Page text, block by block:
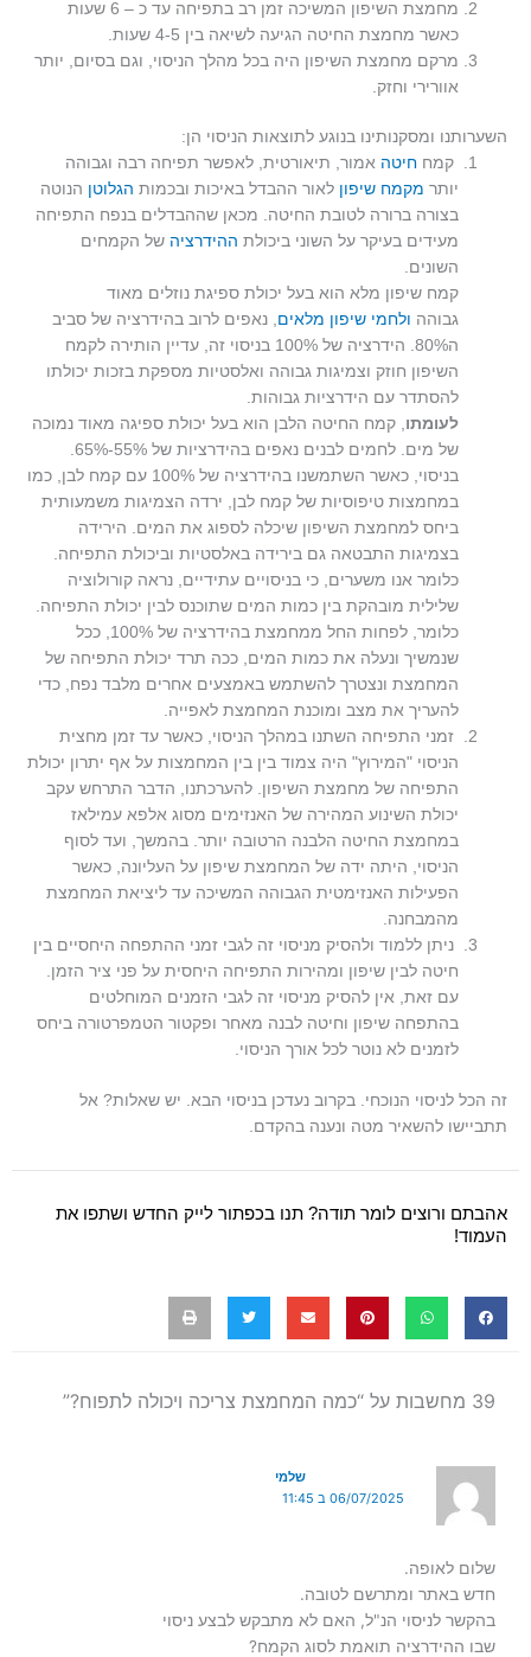
מחמצת השיפון המשיכה זמן רב בתפיחה עד כ – 6 שעות
כאשר מחמצת החיטה הגיעה לשיאה בין 4-5 שעות.
מרקם מחמצת השיפון היה בכל מהלך הניסוי, וגם בסיום, יותר
אוורירי וחזק.
השערותנו ומסקנותינו בנוגע לתוצאות הניסוי הן:
קמחחיטהאמור, תיאורטית, לאפשר תפיחה רבה וגבוהה
יותר מקמח שיפון לאור ההבדל באיכות ובכמות הגלוטן הנוטה
בצורה ברורה לטובת החיטה. מכאן שההבדלים בנפח התפיחה
מעידים בעיקר על השוני ביכולת ההידרציהשל הקמחים
השונים.
קמח שיפון מלא הוא בעל יכולת ספיגת נוזלים מאוד
גבוהה ולחמי שיפון מלאים, נאפים לרוב בהידרציה של סביב
ה80%. הידרציה של 100% בניסוי זה, עדיין הותירה לקמח
השיפון חוזק וצמיגות גבוהה ואלסטיות מספקת בזכות יכולתו
להסתדר עם הידרציות גבוהות.
לעומתו, קמח החיטה הלבן הוא בעל יכולת ספיגה מאוד נמוכה
של מים. לחמים לבנים נאפים בהידרציות של 55%-65%.
בניסוי, כאשר השתמשנו בהידרציה של 100% עם קמח לבן, כמו
במחמצות טיפוסיות של קמח לבן, ירדה הצמיגות משמעותית
ביחס למחמצת השיפון שיכלה לספוג את המים. הירידה
בצמיגות התבטאה גם בירידה באלסטיות וביכולת התפיחה.
כלומר אנו משערים, כי בניסויים עתידיים, נראה קורולוציה
שלילית מובהקת בין כמות המים שתוכנס לבין יכולת התפיחה.
כלומר, לפחות החל ממחמצת בהידרציה של 100%, ככל
שנמשיך ונעלה את כמות המים, ככה תרד יכולת התפיחה של
המחמצת ונצטרך להשתמש באמצעים אחרים מלבד נפח, כדי
להעריך את מצב ומוכנת המחמצת לאפייה.
זמני התפיחה השתנו במהלך הניסוי, כאשר עד זמן מחצית
הניסוי "המירוץ" היה צמוד בין בין המחמצות על אף יתרון יכולת
התפיחה של מחמצת השיפון. להערכתנו, הדבר התרחש עקב
יכולת השינוע המהירה של האנזימים מסוג אלפא עמילאז
במחמצת החיטה הלבנה הרטובה יותר. בהמשך, ועד לסוף
הניסוי, היתה ידה של המחמצת שיפון על העליונה, כאשר
הפעילות האנזימטית הגבוהה המשיכה עד ליציאת המחמצת
מהמבחנה.
ניתן ללמוד ולהסיק מניסוי זה לגבי זמני ההתפחה היחסיים בין
חיטה לבין שיפון ומהירות התפיחה היחסית על פני ציר הזמן.
עם זאת, אין להסיק מניסוי זה לגבי הזמנים המוחלטים
בהתפחה שיפון וחיטה לבנה מאחר ופקטור הטמפרטורה ביחס
לזמנים לא נוטר לכל אורך הניסוי.
זה הכל לניסוי הנוכחי. בקרוב נעדכן בניסוי הבא. יש שאלות? אל
תתביישו להשאיר מטה ונענה בהקדם.
אהבתם ורוצים לומר תודה? תנו בכפתור לייק החדש ושתפו את
העמוד!
39 מחשבות על “כמה המחמצת צריכה ויכולה לתפוח?”
שלמי
06/07/2025 ב 11:45
שלום לאופה.
חדש באתר ומתרשם לטובה.
בהקשר לניסוי הנ"ל, האם לא מתבקש לבצע ניסוי
שבו ההידרציה תואמת לסוג הקמח?